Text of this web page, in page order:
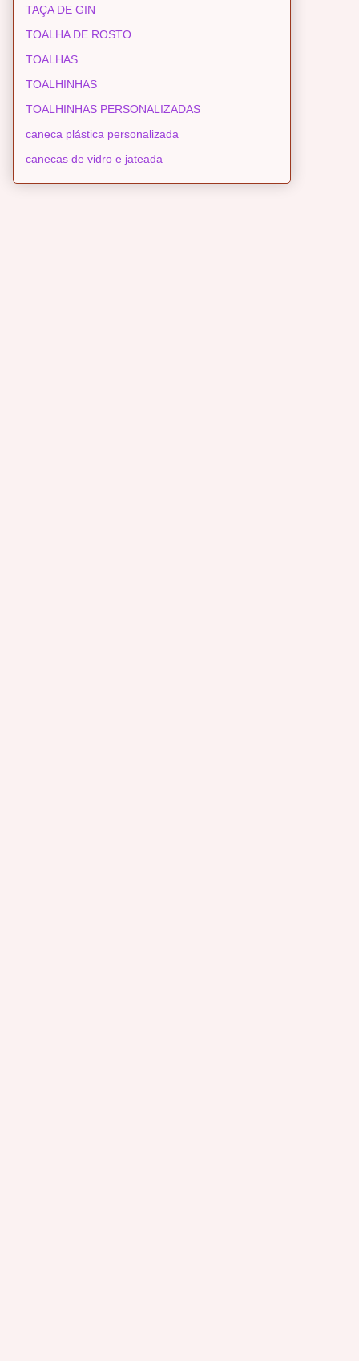
TAÇA DE GIN
TOALHA DE ROSTO
TOALHAS
TOALHINHAS
TOALHINHAS PERSONALIZADAS
caneca plástica personalizada
canecas de vidro e jateada